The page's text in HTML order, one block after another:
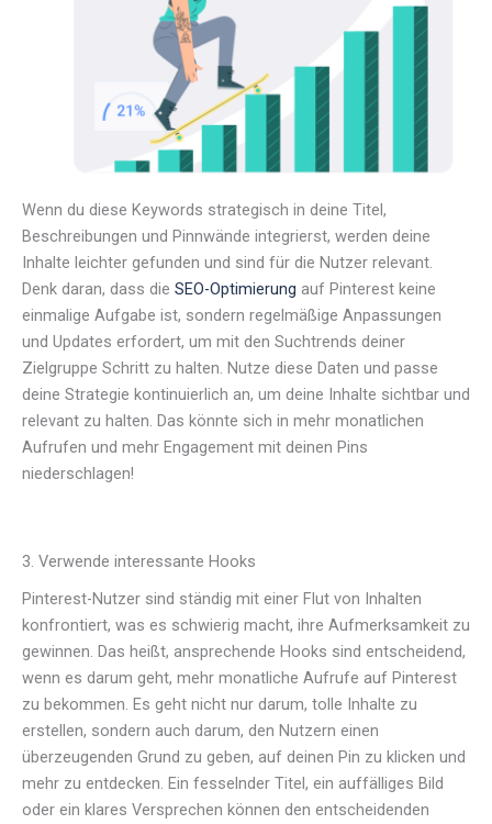
Wenn du diese Keywords strategisch in deine Titel,
Beschreibungen und Pinnwände integrierst, werden deine
Inhalte leichter gefunden und sind für die Nutzer relevant.
Denk daran, dass die SEO-Optimierung auf Pinterest keine
einmalige Aufgabe ist, sondern regelmäßige Anpassungen
und Updates erfordert, um mit den Suchtrends deiner
Zielgruppe Schritt zu halten. Nutze diese Daten und passe
deine Strategie kontinuierlich an, um deine Inhalte sichtbar und
relevant zu halten. Das könnte sich in mehr monatlichen
Aufrufen und mehr Engagement mit deinen Pins
niederschlagen!
3. Verwende interessante Hooks
Pinterest-Nutzer sind ständig mit einer Flut von Inhalten
konfrontiert, was es schwierig macht, ihre Aufmerksamkeit zu
gewinnen. Das heißt, ansprechende Hooks sind entscheidend,
wenn es darum geht, mehr monatliche Aufrufe auf Pinterest
zu bekommen. Es geht nicht nur darum, tolle Inhalte zu
erstellen, sondern auch darum, den Nutzern einen
überzeugenden Grund zu geben, auf deinen Pin zu klicken und
mehr zu entdecken. Ein fesselnder Titel, ein auffälliges Bild
oder ein klares Versprechen können den entscheidenden